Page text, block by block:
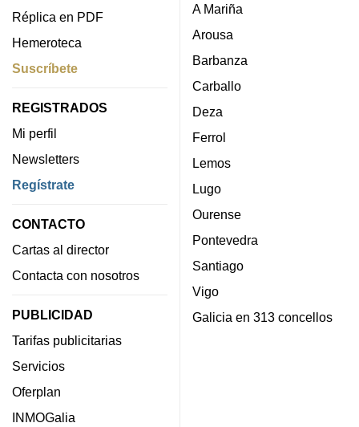
Réplica en PDF
Hemeroteca
Suscríbete
REGISTRADOS
Mi perfil
Newsletters
Regístrate
CONTACTO
Cartas al director
Contacta con nosotros
PUBLICIDAD
Tarifas publicitarias
Servicios
Oferplan
INMOGalia
A Mariña
Arousa
Barbanza
Carballo
Deza
Ferrol
Lemos
Lugo
Ourense
Pontevedra
Santiago
Vigo
Galicia en 313 concellos